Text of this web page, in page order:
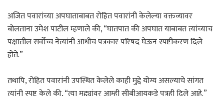
अजित पवारांच्या अपघाताबाबत रोहित पवारांनी केलेल्या वक्तव्यावर
बोलताना उमेश पाटील म्हणाले की, “घातपात की अपघात याबाबत त्यांच्याच
पक्षातील सर्वोच्च नेत्यांनी आधीच पत्रकार परिषद घेऊन स्पष्टीकरण दिले
होते.”
तथापि, रोहित पवारांनी उपस्थित केलेले काही मुद्दे योग्य असल्याचे सांगत